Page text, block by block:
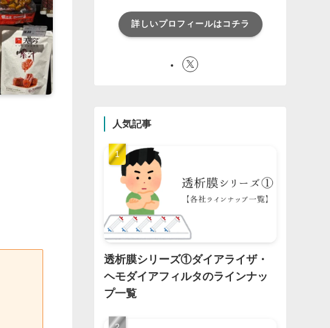
詳しいプロフィールはコチラ
人気記事
透析膜シリーズ①ダイアライザ・
ヘモダイアフィルタのラインナッ
プ一覧